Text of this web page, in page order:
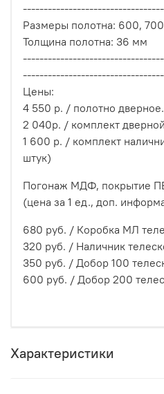
Размеры полотна: 600,
Толщина полотна: 36 мм
Цены:
4 550 р. / полотно дверное.
2 040р. / комплект
1 600 р. / комплект
штук)
Погонаж МДФ, покрытие
(цена за 1 ед., доп.
680 руб. / Коробка МЛ
320 руб. / Наличник
350 руб. / Добор 100
600 руб. / Добор 200
Характеристики